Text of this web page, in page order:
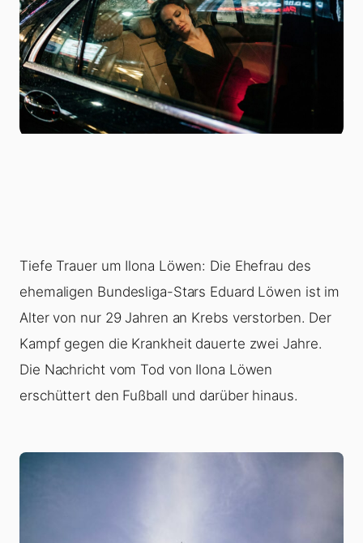
Tiefe Trauer um Ilona Löwen: Die Ehefrau des
ehemaligen Bundesliga-Stars Eduard Löwen ist im
Alter von nur 29 Jahren an Krebs verstorben. Der
Kampf gegen die Krankheit dauerte zwei Jahre.
Die Nachricht vom Tod von Ilona Löwen
erschüttert den Fußball und darüber hinaus.